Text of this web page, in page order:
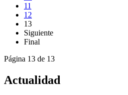
11
12
13
Siguiente
Final
Página 13 de 13
Actualidad